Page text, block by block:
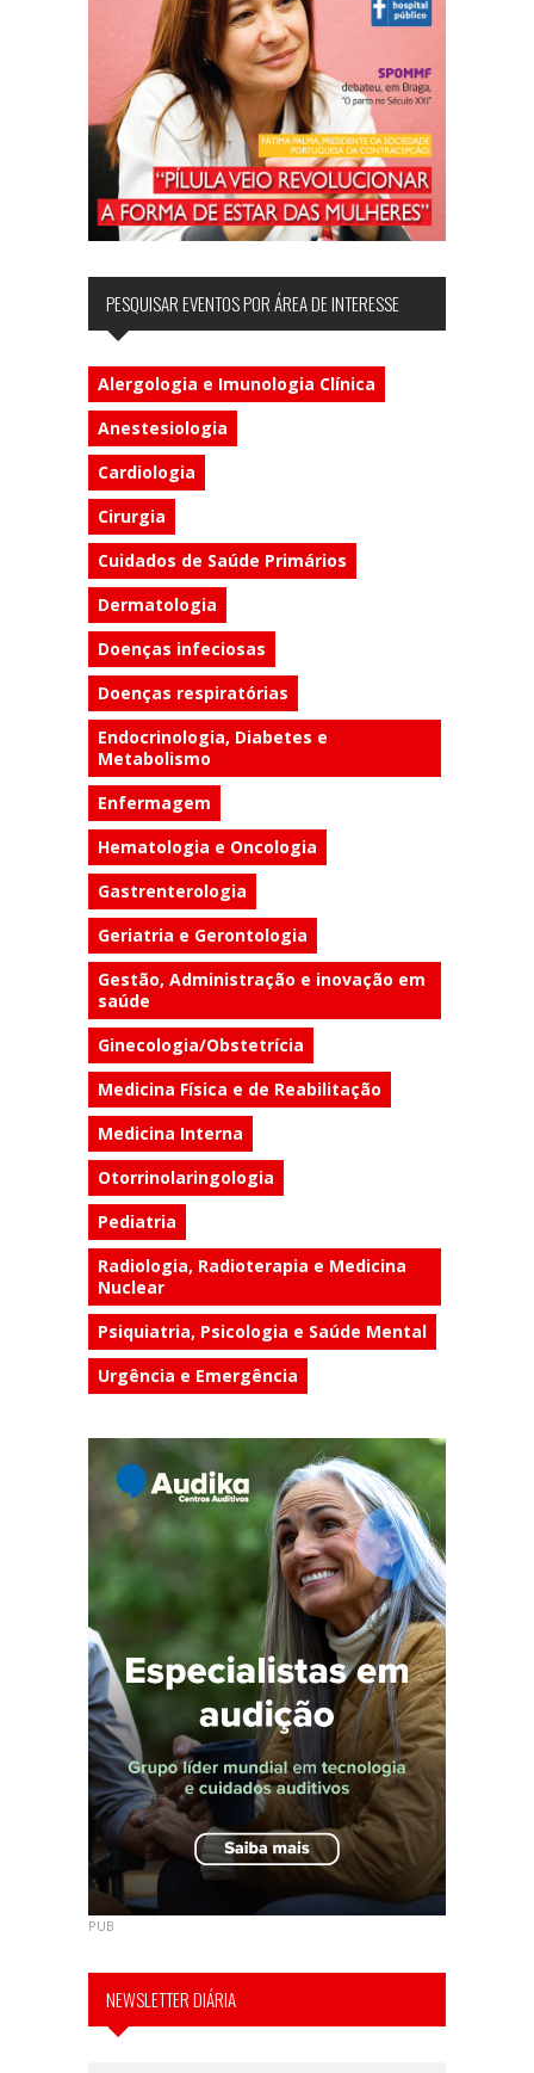
PESQUISAR EVENTOS POR ÁREA DE INTERESSE
Alergologia e Imunologia Clínica
Anestesiologia
Cardiologia
Cirurgia
Cuidados de Saúde Primários
Dermatologia
Doenças infeciosas
Doenças respiratórias
Endocrinologia, Diabetes e
Metabolismo
Enfermagem
Hematologia e Oncologia
Gastrenterologia
Geriatria e Gerontologia
Gestão, Administração e inovação em
saúde
Ginecologia/Obstetrícia
Medicina Física e de Reabilitação
Medicina Interna
Otorrinolaringologia
Pediatria
Radiologia, Radioterapia e Medicina
Nuclear
Psiquiatria, Psicologia e Saúde Mental
Urgência e Emergência
PUB
NEWSLETTER DIÁRIA